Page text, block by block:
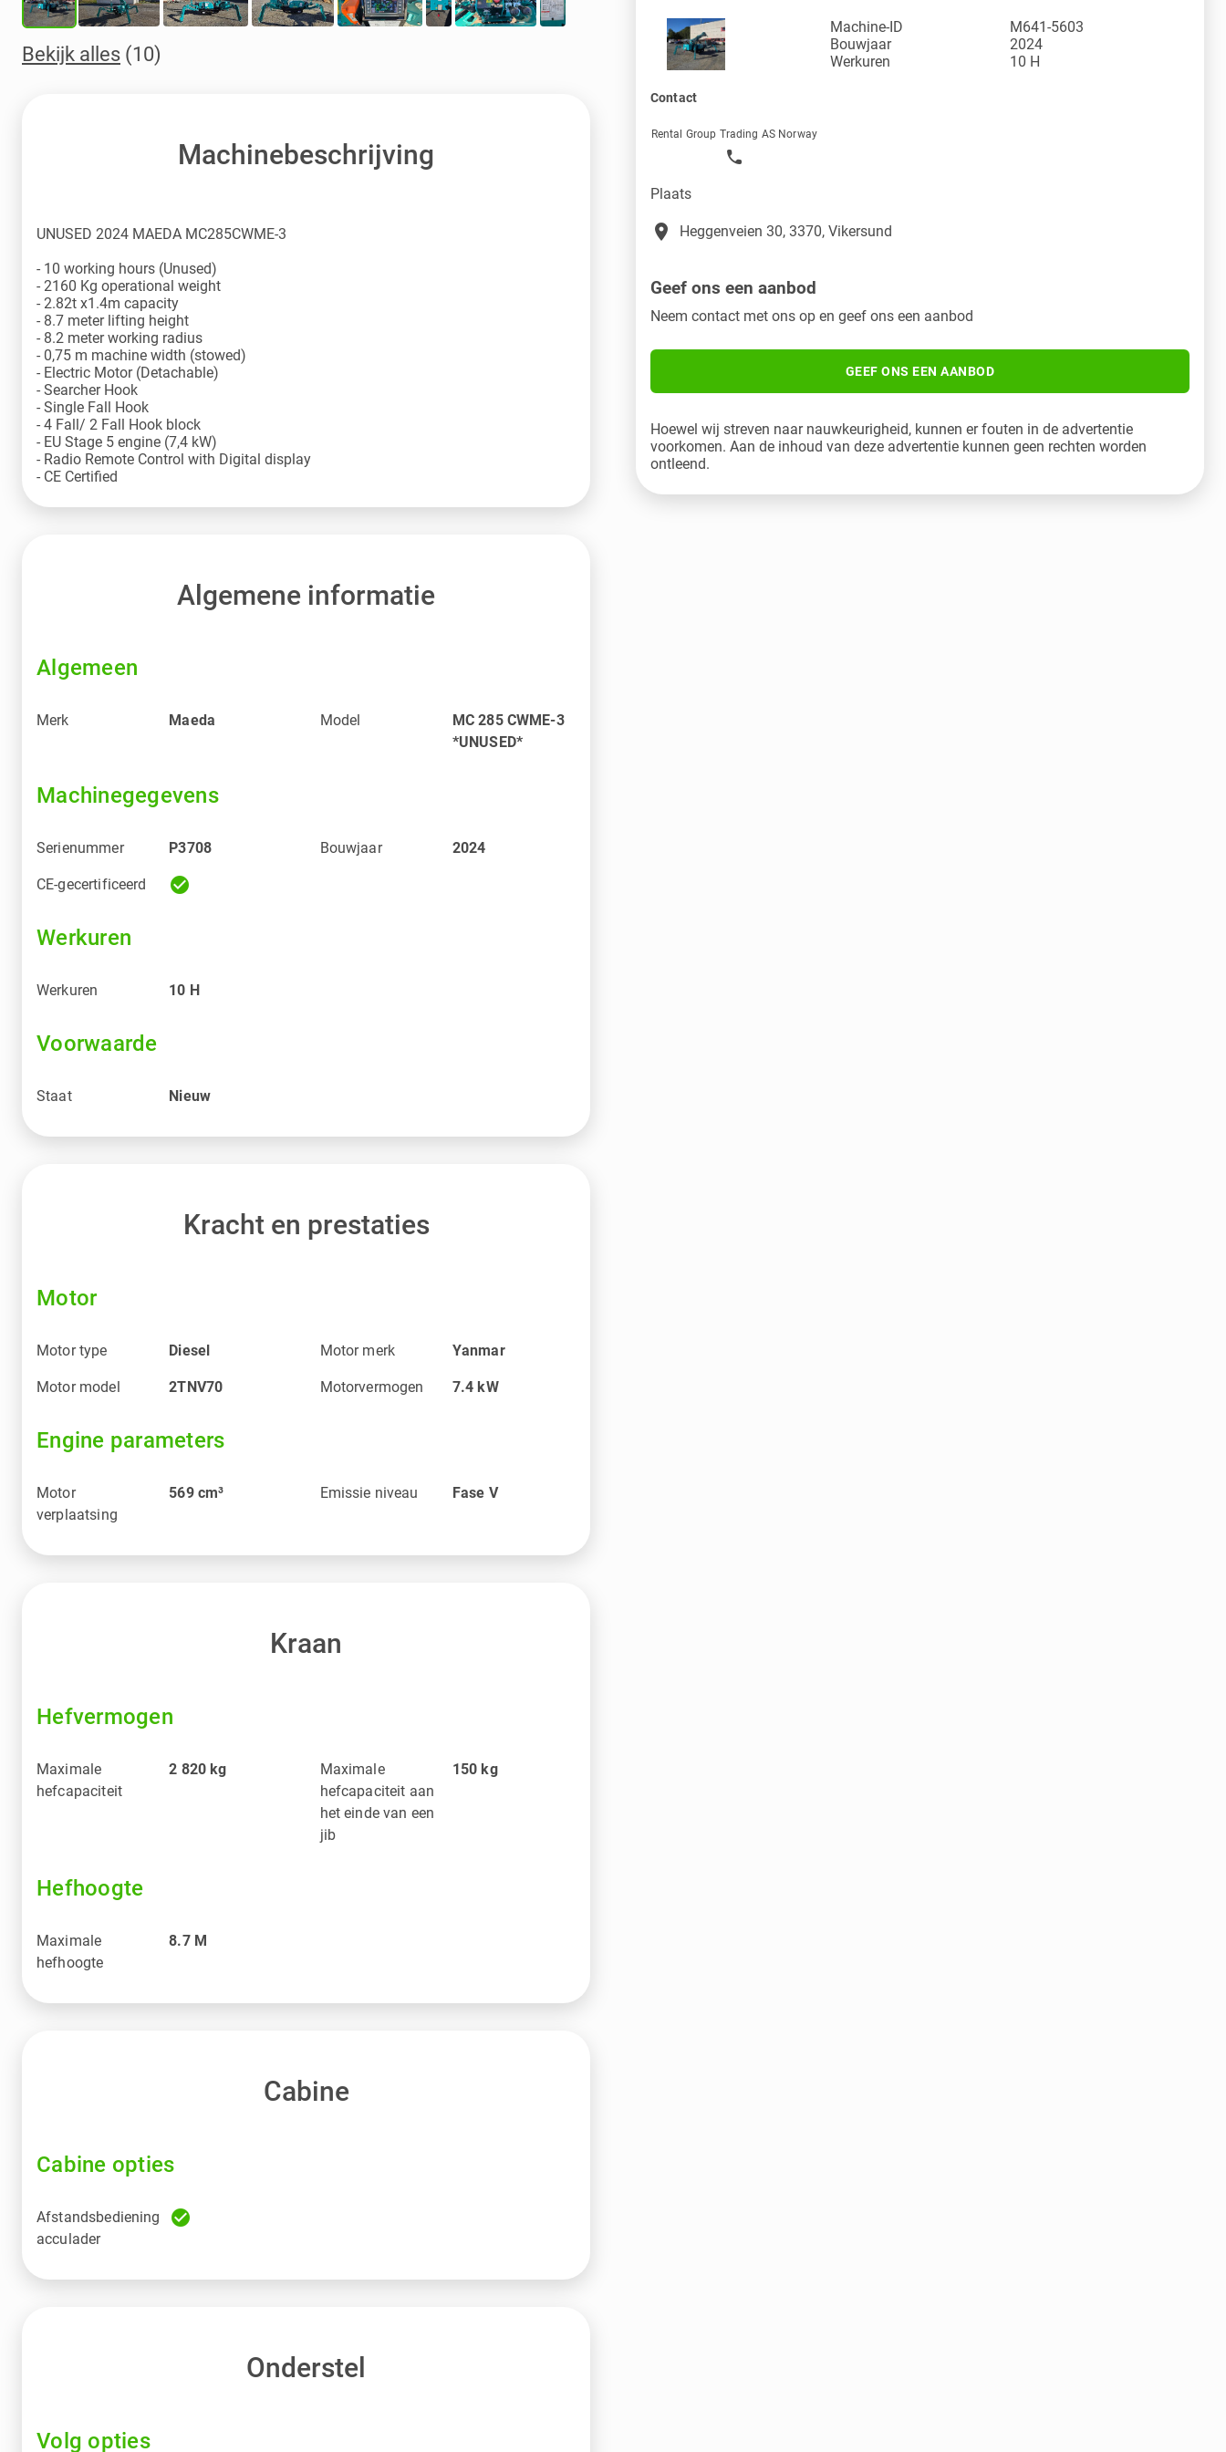
Bekijk alles (10)
Machinebeschrijving
UNUSED 2024 MAEDA MC285CWME-3
- 10 working hours (Unused)
- 2160 Kg operational weight
- 2.82t x1.4m capacity
- 8.7 meter lifting height
- 8.2 meter working radius
- 0,75 m machine width (stowed)
- Electric Motor (Detachable)
- Searcher Hook
- Single Fall Hook
- 4 Fall/ 2 Fall Hook block
- EU Stage 5 engine (7,4 kW)
- Radio Remote Control with Digital display
- CE Certified
Algemene informatie
Algemeen
Merk Maeda Model
MC 285 CWME-3
*UNUSED*
Machinegegevens
Serienummer P3708 Bouwjaar 2024
CE-gecertificeerd check_circle
Werkuren
Werkuren 10 H
Voorwaarde
Staat Nieuw
Kracht en prestaties
Motor
Motor type Diesel Motor merk Yanmar
Motor model 2TNV70 Motorvermogen 7.4 kW
Engine parameters
Motor
verplaatsing
569 cm³ Emissie niveau Fase V
Kraan
Hefvermogen
Maximale
hefcapaciteit
2 820 kg
Maximale
hefcapaciteit aan
het einde van een
jib
150 kg
Hefhoogte
Maximale
hefhoogte
8.7 M
Cabine
Cabine opties
Afstandsbediening
acculader
check_circle
Onderstel
Volg opties
Machine-ID
M641-5603
Bouwjaar
2024
Werkuren
10 H
Contact
Rental Group Trading AS Norway
Plaats
place Heggenveien 30, 3370, Vikersund
Geef ons een aanbod
Neem contact met ons op en geef ons een aanbod
GEEF ONS EEN AANBOD
Hoewel wij streven naar nauwkeurigheid, kunnen er fouten in de advertentie
voorkomen. Aan de inhoud van deze advertentie kunnen geen rechten worden
ontleend.